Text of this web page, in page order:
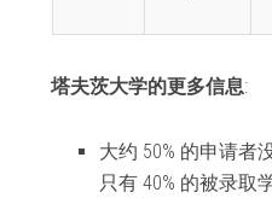
塔夫茨大学的更多信息:
大约 50% 的申请者
只有 40% 的被录取